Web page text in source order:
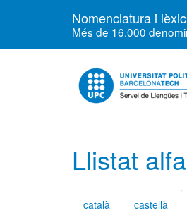
Nomenclatura i
Més de 16.000
Llistat
català castellà